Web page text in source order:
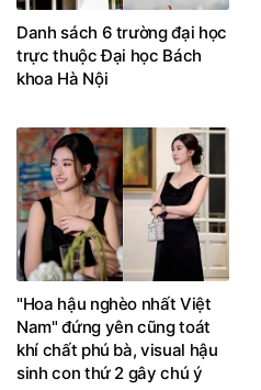
Danh sách 6 trường đại học
trực thuộc Đại học Bách
khoa Hà Nội
"Hoa hậu nghèo nhất Việt
Nam" đứng yên cũng toát
khí chất phú bà, visual hậu
sinh con thứ 2 gây chú ý